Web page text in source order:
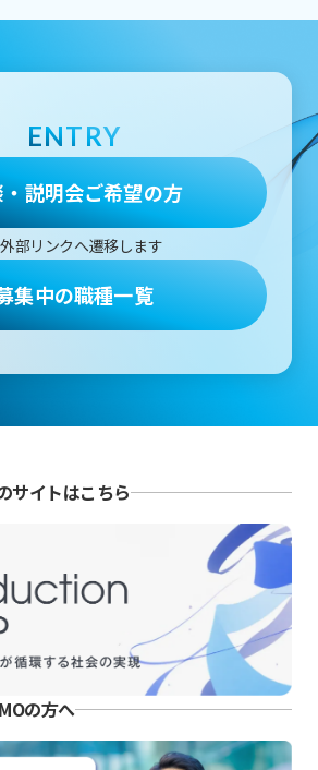
た点を総合的に評価します。
ENTRY
説明会ご希望の方
部リンクへ遷移します
集中の職種一覧
サイトはこちら
の方へ